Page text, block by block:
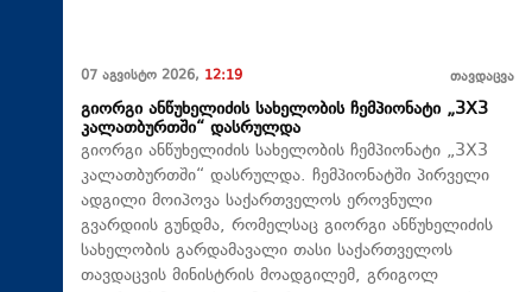
07 აგვისტო 2026, 12:19 თავდაცვა
გიორგი ანწუხელიძის სახელობის ჩემპიონატი „3X3
კალათბურთში“ დასრულდა
გიორგი ანწუხელიძის სახელობის ჩემპიონატი „3X3
კალათბურთში“ დასრულდა. ჩემპიონატში პირველი
ადგილი მოიპოვა საქართველოს ეროვნული
გვარდიის გუნდმა, რომელსაც გიორგი ანწუხელიძის
სახელობის გარდამავალი თასი საქართველოს
თავდაცვის მინისტრის მოადგილემ, გრიგოლ